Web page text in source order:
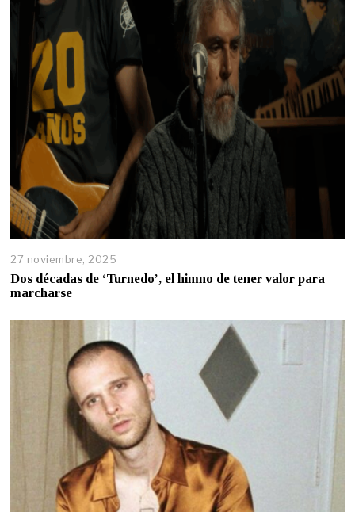
27 noviembre, 2025
Dos décadas de ‘Turnedo’, el himno de tener valor para
marcharse